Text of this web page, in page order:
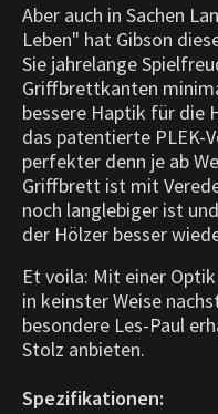
Aber auch in Sachen
Leben" hat Gibson
Sie jahrelange
Griffbrettkanten
bessere Haptik für die
das patentierte PLEK-
perfekter denn je ab
Griffbrett ist mit
noch langlebiger ist
der Hölzer besser
Et voila: Mit einer
in keinster Weise
besondere Les-Paul
Stolz anbieten.
Spezifikationen: